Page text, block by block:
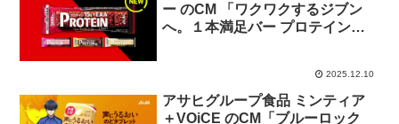
ー のCM 「ワクワクするジブン
へ。１本満足バー プロテインシ
2025.12.10
アサヒグループ食品 ミンティア
＋VOiCE のCM「ブルーロック